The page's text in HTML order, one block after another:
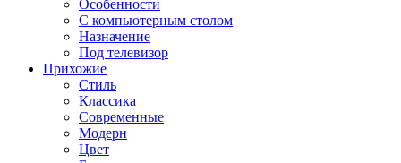
Особенности
С компьютерным столом
Назначение
Под телевизор
Прихожие
Стиль
Классика
Современные
Модерн
Цвет